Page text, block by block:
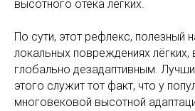
высотного отёка лёгких.
По сути, этот рефлекс, полезный
локальных повреждениях лёгких,
глобально дезадаптивным.
этого служит тот факт, что у
многовековой высотной